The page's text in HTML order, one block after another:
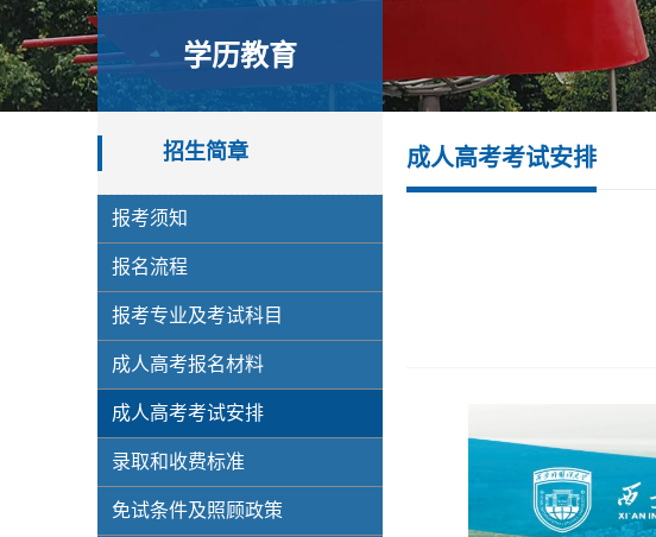
学历教育
招生简章
报考须知
报名流程
报考专业及考试科目
成人高考报名材料
成人高考考试安排
录取和收费标准
免试条件及照顾政策
成人高考考试安排